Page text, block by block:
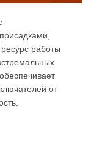
работы
от